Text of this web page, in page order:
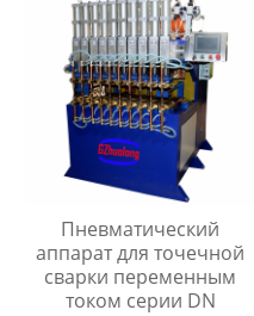
Пневматический
аппарат для точечной
сварки переменным
током серии DN